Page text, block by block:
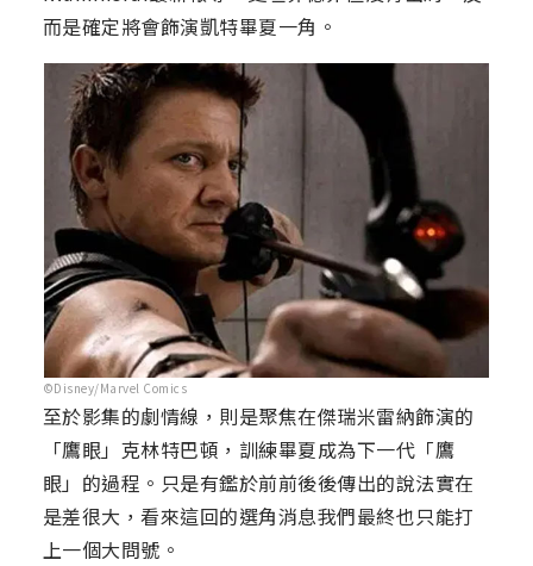
而是確定將會飾演凱特畢夏一角。
©Disney/Marvel Comics
至於影集的劇情線，則是聚焦在傑瑞米雷納飾演的
「鷹眼」克林特巴頓，訓練畢夏成為下一代「鷹
眼」的過程。只是有鑑於前前後後傳出的說法實在
是差很大，看來這回的選角消息我們最終也只能打
上一個大問號。